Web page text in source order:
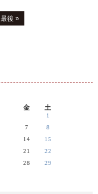
最後 »
金 土
1
7
8
14
15
21
22
28
29